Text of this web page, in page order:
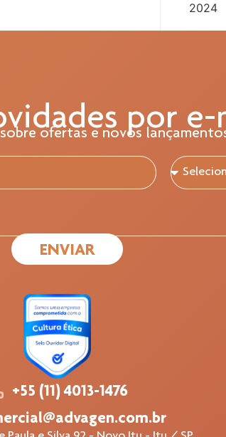
2024
por e-
ofertas e novos
ENVIAR
+55 (11) 4013-1476